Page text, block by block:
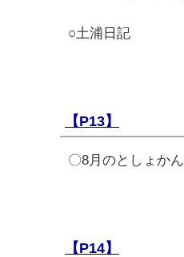
○土浦日記
【P13】
〇8月のとしょかん
【P14】